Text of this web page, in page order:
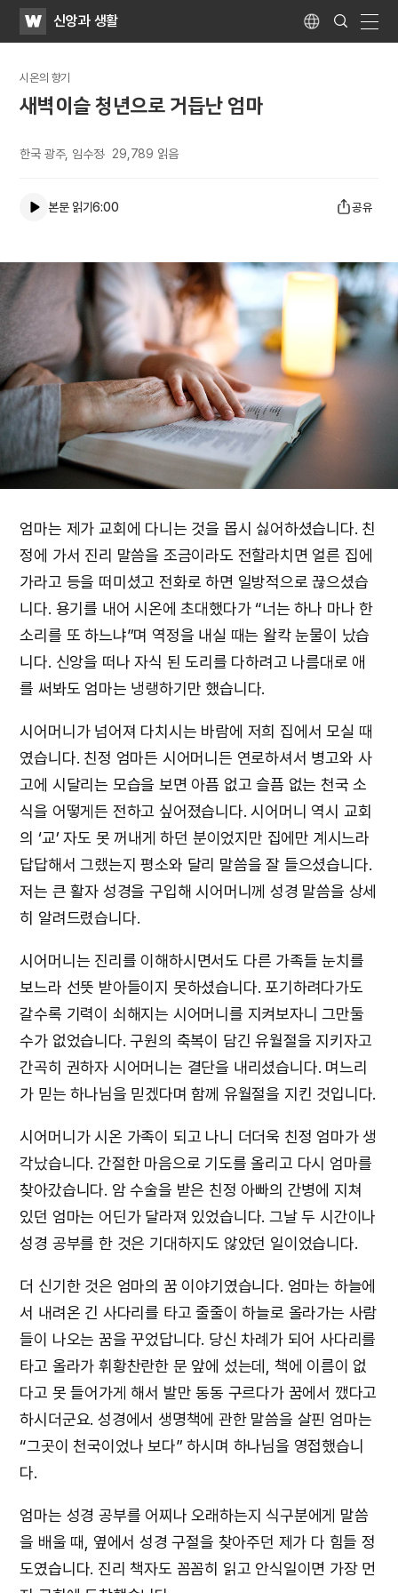
WATV신앙과 생활 Language
Search
Submit
시온의 향기
새벽이슬 청년으로 거듭난 엄마
한국 광주, 임수정 29,789 읽음
본문 읽기6:00 공유
엄마는 제가 교회에 다니는 것을 몹시 싫어하셨습니다. 친
정에 가서 진리 말씀을 조금이라도 전할라치면 얼른 집에
가라고 등을 떠미셨고 전화로 하면 일방적으로 끊으셨습
니다. 용기를 내어 시온에 초대했다가 “너는 하나 마나 한
소리를 또 하느냐”며 역정을 내실 때는 왈칵 눈물이 났습
니다. 신앙을 떠나 자식 된 도리를 다하려고 나름대로 애
를 써봐도 엄마는 냉랭하기만 했습니다.
시어머니가 넘어져 다치시는 바람에 저희 집에서 모실 때
였습니다. 친정 엄마든 시어머니든 연로하셔서 병고와 사
고에 시달리는 모습을 보면 아픔 없고 슬픔 없는 천국 소
식을 어떻게든 전하고 싶어졌습니다. 시어머니 역시 교회
의 ‘교’ 자도 못 꺼내게 하던 분이었지만 집에만 계시느라
답답해서 그랬는지 평소와 달리 말씀을 잘 들으셨습니다.
저는 큰 활자 성경을 구입해 시어머니께 성경 말씀을 상세
히 알려드렸습니다.
시어머니는 진리를 이해하시면서도 다른 가족들 눈치를
보느라 선뜻 받아들이지 못하셨습니다. 포기하려다가도
갈수록 기력이 쇠해지는 시어머니를 지켜보자니 그만둘
수가 없었습니다. 구원의 축복이 담긴 유월절을 지키자고
간곡히 권하자 시어머니는 결단을 내리셨습니다. 며느리
가 믿는 하나님을 믿겠다며 함께 유월절을 지킨 것입니다.
시어머니가 시온 가족이 되고 나니 더더욱 친정 엄마가 생
각났습니다. 간절한 마음으로 기도를 올리고 다시 엄마를
찾아갔습니다. 암 수술을 받은 친정 아빠의 간병에 지쳐
있던 엄마는 어딘가 달라져 있었습니다. 그날 두 시간이나
성경 공부를 한 것은 기대하지도 않았던 일이었습니다.
더 신기한 것은 엄마의 꿈 이야기였습니다. 엄마는 하늘에
서 내려온 긴 사다리를 타고 줄줄이 하늘로 올라가는 사람
들이 나오는 꿈을 꾸었답니다. 당신 차례가 되어 사다리를
타고 올라가 휘황찬란한 문 앞에 섰는데, 책에 이름이 없
다고 못 들어가게 해서 발만 동동 구르다가 꿈에서 깼다고
하시더군요. 성경에서 생명책에 관한 말씀을 살핀 엄마는
“그곳이 천국이었나 보다” 하시며 하나님을 영접했습니
다.
엄마는 성경 공부를 어찌나 오래하는지 식구분에게 말씀
을 배울 때, 옆에서 성경 구절을 찾아주던 제가 다 힘들 정
도였습니다. 진리 책자도 꼼꼼히 읽고 안식일이면 가장 먼